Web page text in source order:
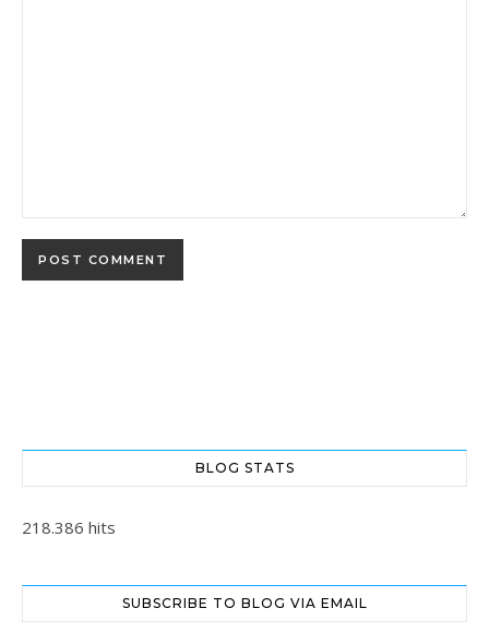
BLOG STATS
218.386 hits
SUBSCRIBE TO BLOG VIA EMAIL